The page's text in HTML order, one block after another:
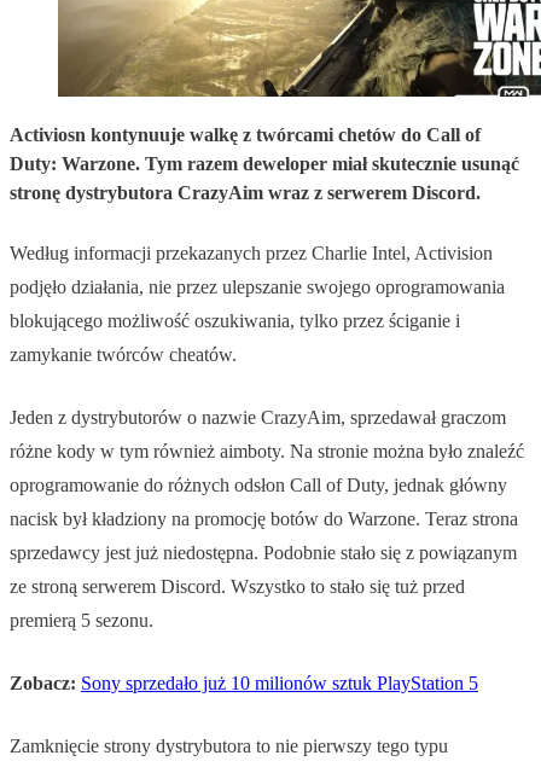
Activiosn kontynuuje walkę z twórcami chetów do Call of
Duty: Warzone. Tym razem deweloper miał skutecznie usunąć
stronę dystrybutora CrazyAim wraz z serwerem Discord.
Według informacji przekazanych przez Charlie Intel, Activision
podjęło działania, nie przez ulepszanie swojego oprogramowania
blokującego możliwość oszukiwania, tylko przez ściganie i
zamykanie twórców cheatów.
Jeden z dystrybutorów o nazwie CrazyAim, sprzedawał graczom
różne kody w tym również aimboty. Na stronie można było znaleźć
oprogramowanie do różnych odsłon Call of Duty, jednak główny
nacisk był kładziony na promocję botów do Warzone. Teraz strona
sprzedawcy jest już niedostępna. Podobnie stało się z powiązanym
ze stroną serwerem Discord. Wszystko to stało się tuż przed
premierą 5 sezonu.
Zobacz: Sony sprzedało już 10 milionów sztuk PlayStation 5
Zamknięcie strony dystrybutora to nie pierwszy tego typu